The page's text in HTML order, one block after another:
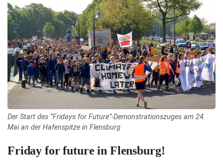
Der Start des “Fridays for Future”-Demonstrationszuges am 24.
Mai an der Hafenspitze in Flensburg
Friday for future in Flensburg!